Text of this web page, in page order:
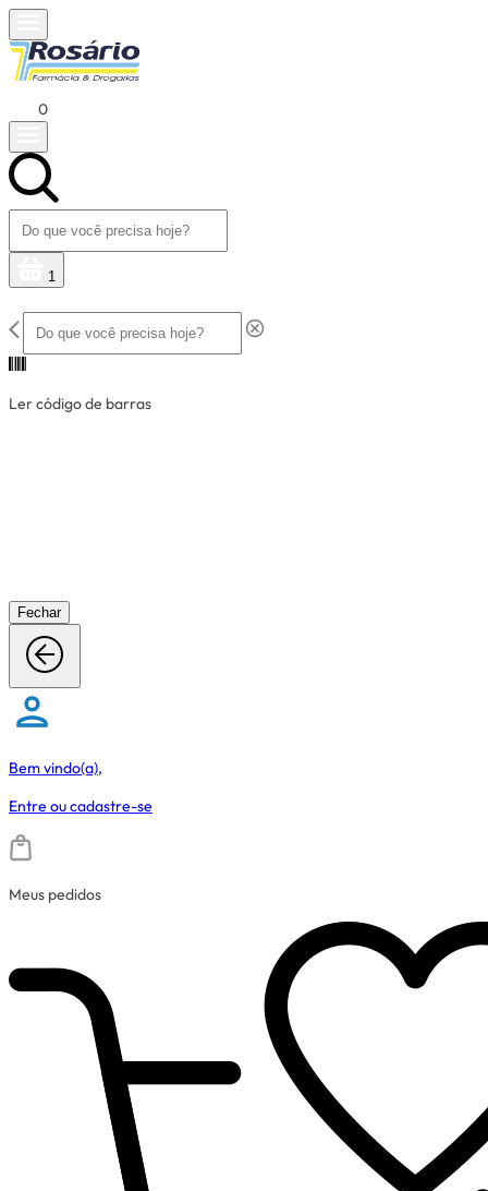
0
1
Ler código de barras
Fechar
Bem vindo(a),
Entre oucadastre-se
Meus pedidos